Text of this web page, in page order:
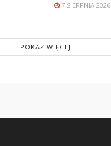
7 SIERPNIA 2026
POKAŻ WIĘCEJ